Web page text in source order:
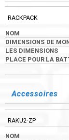
RACKPACK
Accessoires
RAKU2-ZP